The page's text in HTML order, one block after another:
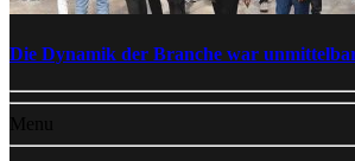
Die Dynamik der Branche war
Menu